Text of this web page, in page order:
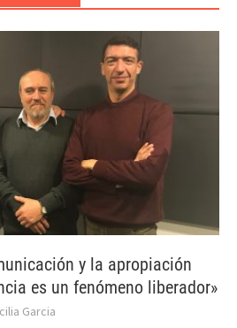
y la apropiación
es un fenómeno liberador»
Garcia